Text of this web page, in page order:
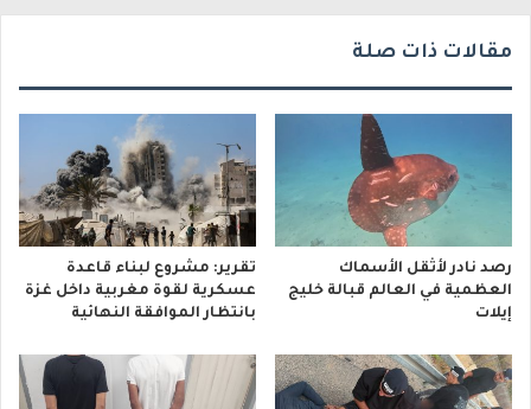
مقالات ذات صلة
رصد نادر لأثقل الأسماك
العظمية في العالم قبالة خليج
إيلات
تقرير: مشروع لبناء قاعدة
عسكرية لقوة مغربية داخل غزة
بانتظار الموافقة النهائية